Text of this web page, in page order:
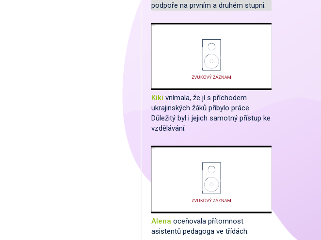
podpoře na prvním a druhém stupni.
Kiki vnímala, že jí s příchodem
ukrajinských žáků přibylo práce.
Důležitý byl i jejich samotný přístup ke
vzdělávání.
Alena oceňovala přítomnost
asistentů pedagoga ve třídách.